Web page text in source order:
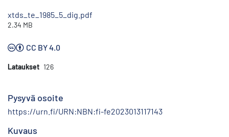
xtds_te_1985_5_dig.pdf
2.34 MB
CC BY 4.0
Lataukset 126
Pysyvä osoite
https://urn.fi/URN:NBN:fi-fe2023013117143
Kuvaus